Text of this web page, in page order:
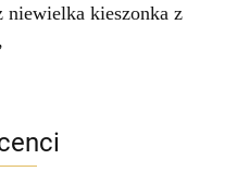
kieszonka z